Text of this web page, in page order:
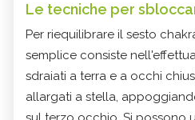
Le tecniche per
Per riequilibrare il sesto
semplice consiste
sdraiati a terra e a occhi
allargati a stella,